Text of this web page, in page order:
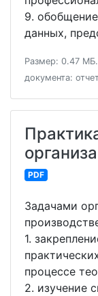
9.
данных,
Размер: 0.47 МБ.
документа:
PDF
Задачами
1.
процессе
2. изучение